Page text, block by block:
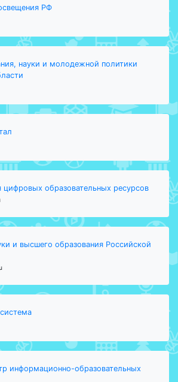
РФ
науки и молодежной политики
цифровых образовательных ресурсов
и высшего образования Российской
информационно-образовательных